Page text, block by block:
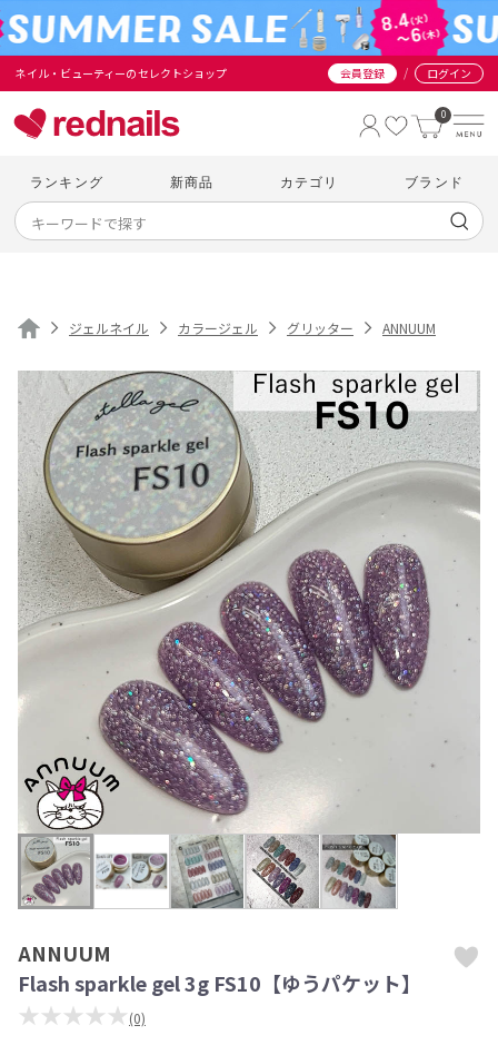
ネイル・ビューティーのセレクトショップ 会員登録 / ログイン
0
ランキング 新商品 カテゴリ ブランド
ジェルネイル カラージェル グリッター ANNUUM
ANNUUM
Flash sparkle gel 3g FS10【ゆうパケット】
★★★★★ (0)